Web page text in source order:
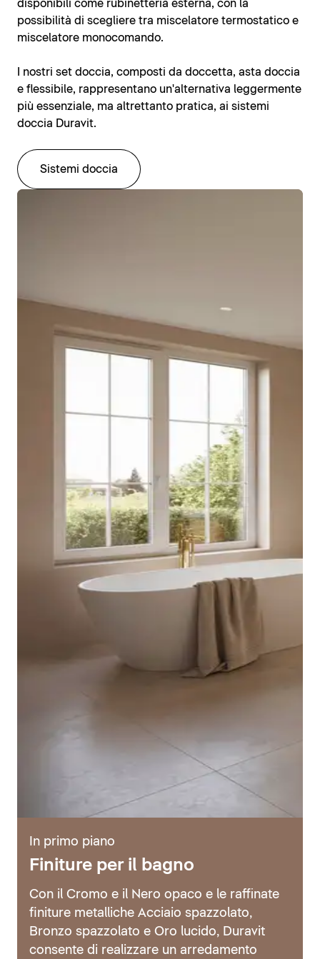
disponibili come rubinetteria esterna, con la
possibilità di scegliere tra miscelatore termostatico e
miscelatore monocomando.
I nostri set doccia, composti da doccetta, asta doccia
e flessibile, rappresentano un'alternativa leggermente
più essenziale, ma altrettanto pratica, ai sistemi
doccia Duravit.
Sistemi doccia
In primo piano
Finiture per il bagno
Con il Cromo e il Nero opaco e le raffinate
finiture metalliche Acciaio spazzolato,
Bronzo spazzolato e Oro lucido, Duravit
consente di realizzare un arredamento